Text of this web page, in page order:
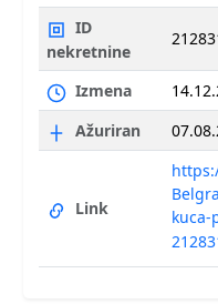
ID
nekretnine
Izmena
Ažuriran
Link
kuca-